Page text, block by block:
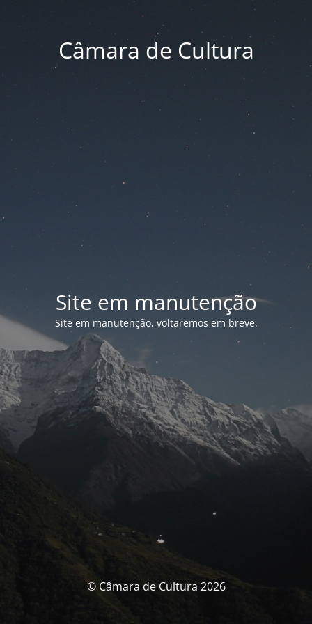
Câmara de Cultura
Site em manutenção
Site em manutenção, voltaremos em breve.
© Câmara de Cultura 2026